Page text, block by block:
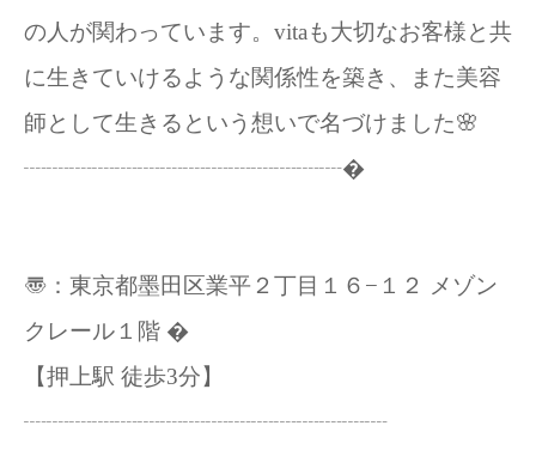
の人が関わっています。vitaも大切なお客様と共
に生きていけるような関係性を築き、また美容
師として生きるという想いで名づけました🌸
┈┈┈┈┈┈┈┈┈┈┈┈┈┈�
〠：東京都墨田区業平２丁目１６−１２ メゾン
クレール１階 �
【押上駅 徒歩3分】
┈┈┈┈┈┈┈┈┈┈┈┈┈┈┈┈